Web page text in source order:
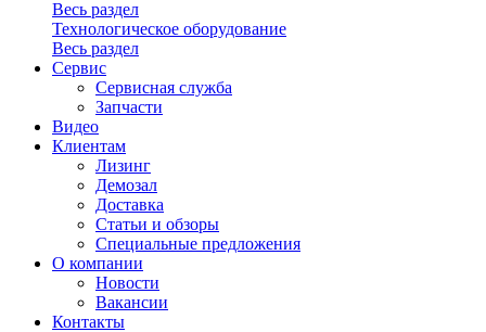
Весь раздел
Технологическое оборудование
Весь раздел
Сервис
Сервисная служба
Запчасти
Видео
Клиентам
Лизинг
Демозал
Доставка
Статьи и обзоры
Специальные предложения
О компании
Новости
Вакансии
Контакты